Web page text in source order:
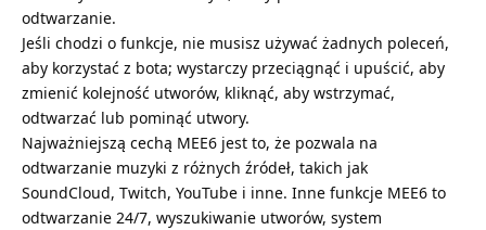
odtwarzanie.
Jeśli chodzi o funkcje, nie musisz używać żadnych poleceń,
aby korzystać z bota; wystarczy przeciągnąć i upuścić, aby
zmienić kolejność utworów, kliknąć, aby wstrzymać,
odtwarzać lub pominąć utwory.
Najważniejszą cechą MEE6 jest to, że pozwala na
odtwarzanie muzyki z różnych źródeł, takich jak
SoundCloud, Twitch, YouTube i inne. Inne funkcje MEE6 to
odtwarzanie 24/7, wyszukiwanie utworów, system